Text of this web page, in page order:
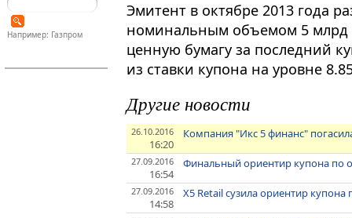
Например: Газпром
Эмитент в октябре 2013 года
номинальным объемом 5 млрд
ценную бумагу за последний
из ставки купона на уровне
Другие новости
26.10.2016
16:20
Компания "Икс 5 финанс"
27.09.2016
16:54
Финальный ориентир купона по
27.09.2016
14:58
X5 Retail сузила ориентир